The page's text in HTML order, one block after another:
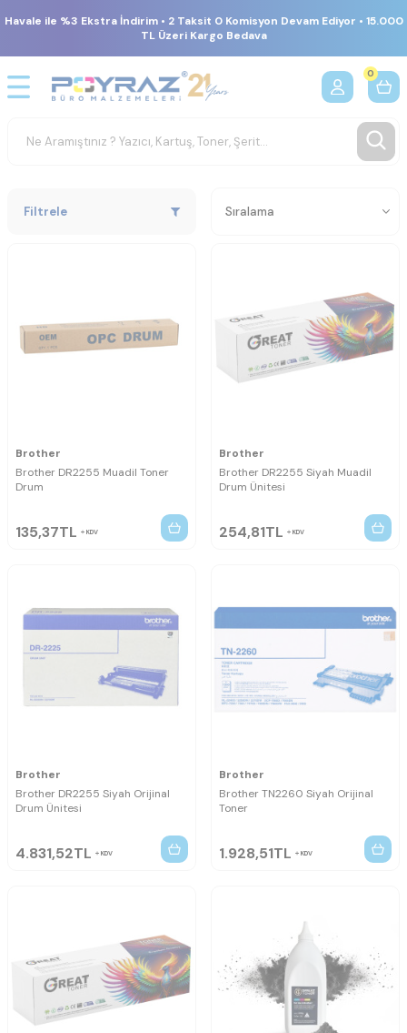
Havale ile %3 Ekstra İndirim • 2 Taksit 0 Komisyon Devam Ediyor • 15.000
TL Üzeri Kargo Bedava
0
Filtrele
Brother
Brother DR2255 Muadil Toner
Drum
135,37TL KDV
Brother
Brother DR2255 Siyah Muadil
Drum Ünitesi
254,81TL KDV
Brother
Brother DR2255 Siyah Orijinal
Drum Ünitesi
4.831,52TL KDV
Brother
Brother TN2260 Siyah Orijinal
Toner
1.928,51TL KDV